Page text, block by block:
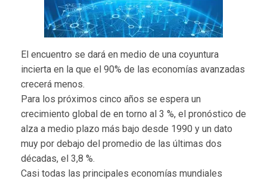
El encuentro se dará en medio de una coyuntura
incierta en la que el 90% de las economías avanzadas
crecerá menos.
Para los próximos cinco años se espera un
crecimiento global de en torno al 3 %, el pronóstico de
alza a medio plazo más bajo desde 1990 y un dato
muy por debajo del promedio de las últimas dos
décadas, el 3,8 %.
Casi todas las principales economías mundiales